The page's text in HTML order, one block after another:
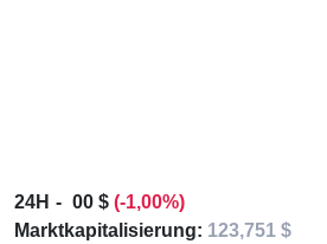
24H 00 $ (-1,00%)
Marktkapitalisierung: 123,751 $